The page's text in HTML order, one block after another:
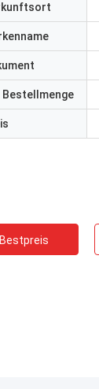
Bestellmenge
Bestpreis